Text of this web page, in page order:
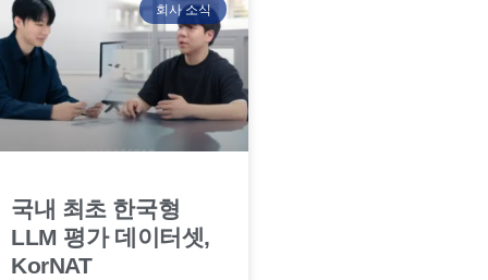
회사 소식
국내 최초 한국형
LLM 평가 데이터셋,
KorNAT